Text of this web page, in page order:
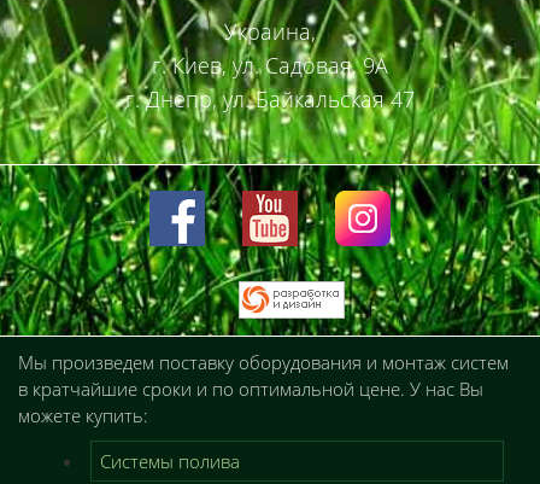
Украина,
г. Киев, ул. Садовая, 9А
г. Днепр, ул. Байкальская 47
Мы произведем поставку оборудования и монтаж систем
в кратчайшие сроки и по оптимальной цене. У нас Вы
можете купить:
Системы полива